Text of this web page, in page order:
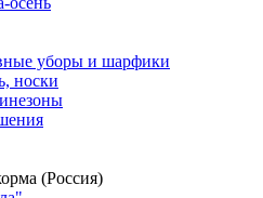
уборы и шарфики
носки
(Россия)